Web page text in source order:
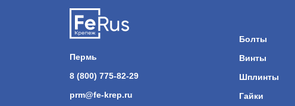
Пермь
8 (800) 775-82-29
prm@fe-krep.ru
Болты
Винты
Шплинты
Гайки